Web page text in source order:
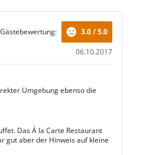
06.10.2017
Gästebewertung: 3.0 / 5.0
Umgebung ebenso die
Das Á la Carte Restaurant
gut aber der Hinweis auf kleine